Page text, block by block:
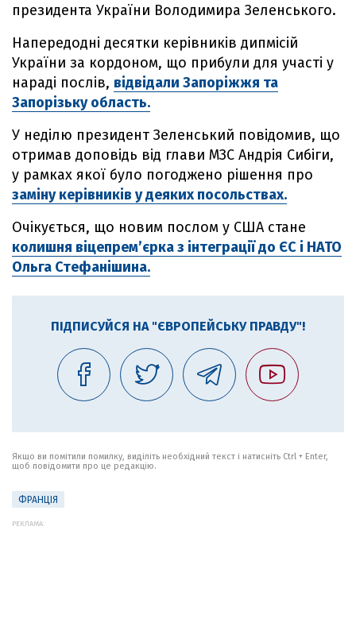
президента України Володимира Зеленського.
Напередодні десятки керівників дипмісій
України за кордоном, що прибули для участі у
нараді послів, відвідали Запоріжжя та
Запорізьку область.
У неділю президент Зеленський повідомив, що
отримав доповідь від глави МЗС Андрія Сибіги,
у рамках якої було погоджено рішення про
заміну керівників у деяких посольствах.
Очікується, що новим послом у США стане
колишня віцепрем’єрка з інтеграції до ЄС і НАТО
Ольга Стефанішина.
ПІДПИСУЙСЯ НА "ЄВРОПЕЙСЬКУ ПРАВДУ"!
Якщо ви помітили помилку, виділіть необхідний текст і натисніть Ctrl + Enter,
щоб повідомити про це редакцію.
ФРАНЦІЯ
РЕКЛАМА: